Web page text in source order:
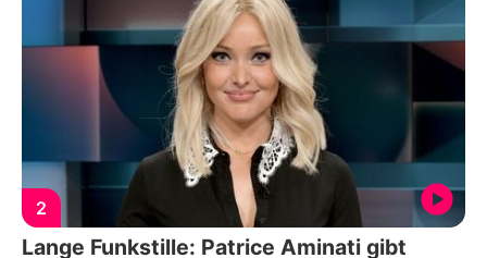
2
Lange Funkstille: Patrice Aminati gibt